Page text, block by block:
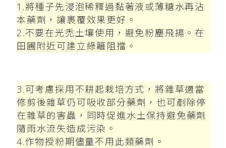
1.將種子先浸泡稀釋過黏著液或薄糖水再沾
本藥劑，讓裹覆效果更好。
2.不要在光禿土壤使用，避免粉塵飛揚。在
田圃附近可建立綠籬阻擋。
3.可考慮採用不耕起栽培方式，將雜草適當
修剪後雜草仍可吸收部分藥劑，也可剷除停
在雜草的害蟲，同時促進水土保持避免藥劑
隨雨水流失造成污染。
4.作物授粉期儘量不用此類藥劑。